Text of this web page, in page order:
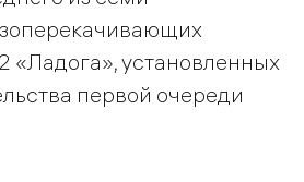
«Ладога», установленных
первой очереди